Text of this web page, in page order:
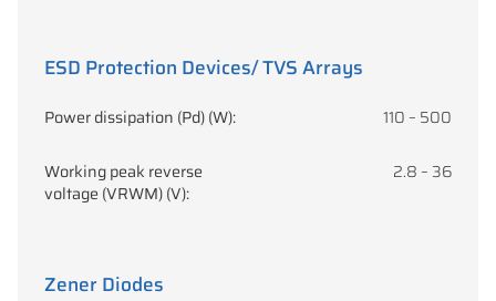
ESD Protection Devices/ TVS Arrays
Power dissipation (Pd) (W): 110 – 500
Working peak reverse
voltage (VRWM) (V):
2.8 – 36
Zener Diodes